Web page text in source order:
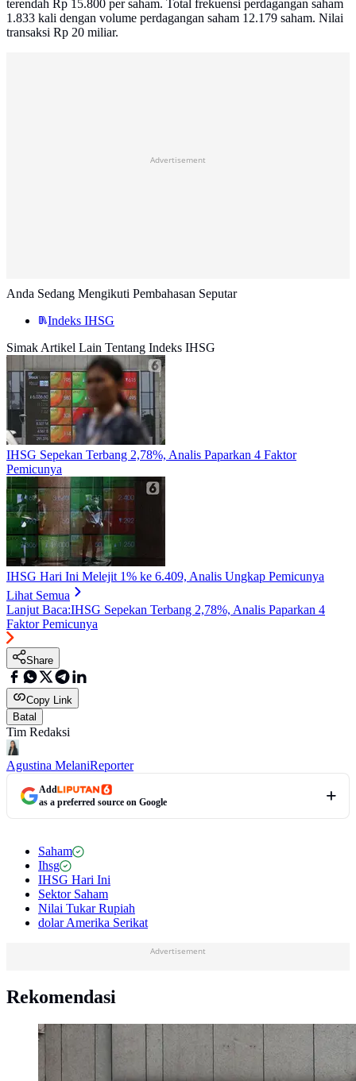
terendah Rp 15.800 per saham. Total frekuensi perdagangan saham
1.833 kali dengan volume perdagangan saham 12.179 saham. Nilai
transaksi Rp 20 miliar.
Advertisement
Anda Sedang Mengikuti Pembahasan Seputar
Indeks IHSG
Simak Artikel Lain Tentang Indeks IHSG
IHSG Sepekan Terbang 2,78%, Analis Paparkan 4 Faktor
Pemicunya
IHSG Hari Ini Melejit 1% ke 6.409, Analis Ungkap Pemicunya
Lihat Semua
Lanjut Baca:IHSG Sepekan Terbang 2,78%, Analis Paparkan 4
Faktor Pemicunya
Share
Copy Link
Batal
Tim Redaksi
Agustina MelaniReporter
Add
as a preferred source on Google
Saham
Ihsg
IHSG Hari Ini
Sektor Saham
Nilai Tukar Rupiah
dolar Amerika Serikat
Advertisement
Rekomendasi